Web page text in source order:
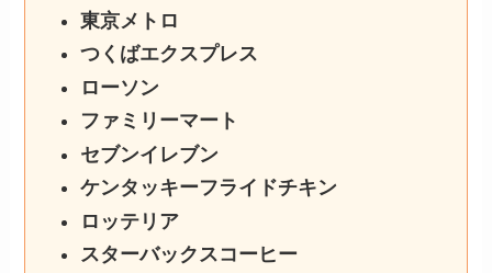
東京メトロ
つくばエクスプレス
ローソン
ファミリーマート
セブンイレブン
ケンタッキーフライドチキン
ロッテリア
スターバックスコーヒー